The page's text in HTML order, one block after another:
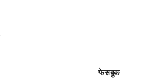
फेसबुक